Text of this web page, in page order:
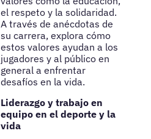
el respeto y la solidaridad.
A través de anécdotas de
su carrera, explora cómo
estos valores ayudan a los
jugadores y al público en
general a enfrentar
desafíos en la vida.
Liderazgo y trabajo en
equipo en el deporte y la
vida